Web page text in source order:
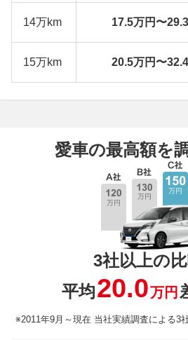
14万km 17.5万円〜
15万km 20.5万円〜
愛車の最高額を
3社以上の
平均20.0万円
※2011年9月～現在 当社実績調査による3